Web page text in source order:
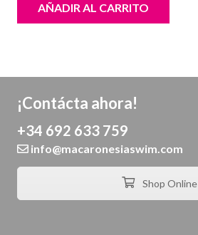
AÑADIR AL CARRITO
¡Contácta ahora!
+34 692 633 759
info@macaronesiaswim.com
Shop Online